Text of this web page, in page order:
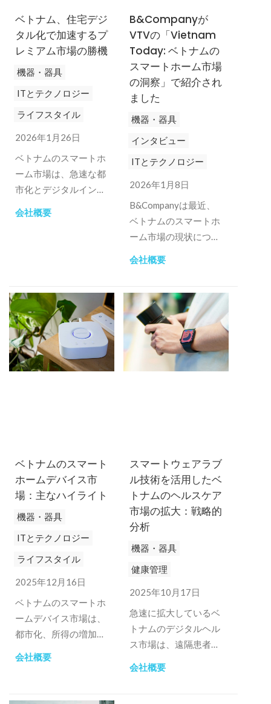
ベトナム、住宅デジ
タル化で加速するプ
レミアム市場の勝機
機器・器具
ITとテクノロジー
ライフスタイル
2026年1月26日
ベトナムのスマートホ
ーム市場は、急速な都
市化とデジタルインフ
2028年までに5億USD
おり、特にエネルギー
管理やセキュリティ分
野での需要が急増して
いる 。
会社概要
B&Companyが
VTVの「Vietnam
Today: ベトナムの
スマートホーム市場
の洞察」で紹介され
ました
機器・器具
インタビュー
ITとテクノロジー
2026年1月8日
B&Companyは最近、
ベトナムのスマートホ
ーム市場の現状につい
Todayからインタビュ
会社概要
ベトナムのスマート
ホームデバイス市
場：主なハイライト
機器・器具
ITとテクノロジー
ライフスタイル
2025年12月16日
ベトナムのスマートホ
ームデバイス市場は、
都市化、所得の増加、
りコネクテッドリビン
会社概要
スマートウェアラブ
ル技術を活用したベ
トナムのヘルスケア
市場の拡大：戦略的
分析
機器・器具
健康管理
2025年10月17日
急速に拡大しているベ
トナムのデジタルヘル
ス市場は、遠隔患者モ
ートウェアラブル技術
会社概要